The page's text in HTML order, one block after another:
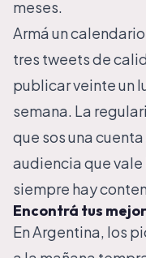
meses.
Armá un
tres tweets de
publicar veinte un
semana. La
que sos una
audiencia que
siempre hay
Encontrá tus
En Argentina, los